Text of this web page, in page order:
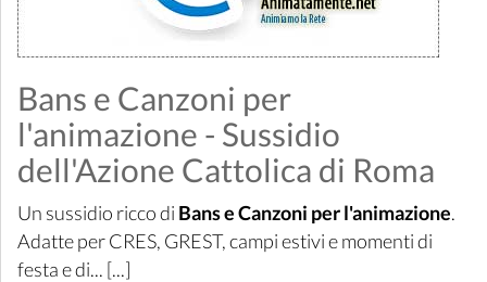
Bans e Canzoni per
l'animazione - Sussidio
dell'Azione Cattolica di Roma
Un sussidio ricco di Bans e Canzoni per l'animazione.
Adatte per CRES, GREST, campi estivi e momenti di
festa e di... [...]